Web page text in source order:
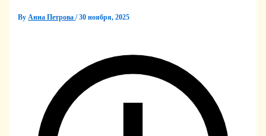
ByАнна Петрова/30 ноября, 2025